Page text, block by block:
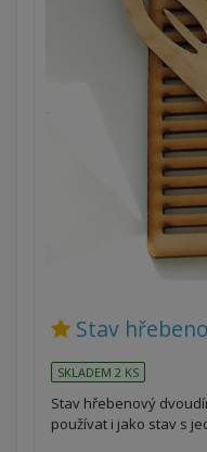
Stav
SKLADEM 2 KS
Stav hřebenový
používat i jako stav s